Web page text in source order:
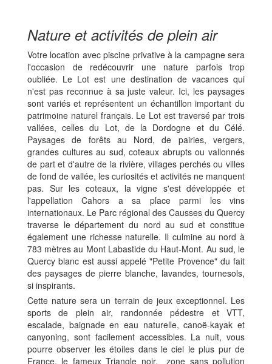
Nature et activités de plein air
Votre location avec piscine privative à la campagne sera
l'occasion de redécouvrir une nature parfois trop
oubliée. Le Lot est une destination de vacances qui
n'est pas reconnue à sa juste valeur. Ici, les paysages
sont variés et représentent un échantillon important du
patrimoine naturel français. Le Lot est traversé par trois
vallées, celles du Lot, de la Dordogne et du Célé.
Paysages de forêts au Nord, de pairies, vergers,
grandes cultures au sud, coteaux abrupts ou vallonnés
de part et d'autre de la rivière, villages perchés ou villes
de fond de vallée, les curiosités et activités ne manquent
pas. Sur les coteaux, la vigne s'est développée et
l'appellation Cahors a sa place parmi les vins
internationaux. Le Parc régional des Causses du Quercy
traverse le département du nord au sud et constitue
également une richesse naturelle. Il culmine au nord à
783 mètres au Mont Labastide du Haut-Mont. Au sud, le
Quercy blanc est aussi appelé "Petite Provence" du fait
des paysages de pierre blanche, lavandes, tournesols,
si inspirants.
Cette nature sera un terrain de jeux exceptionnel. Les
sports de plein air, randonnée pédestre et VTT,
escalade, baignade en eau naturelle, canoë-kayak et
canyoning, sont facilement accessibles. La nuit, vous
pourre observer les étoiles dans le ciel le plus pur de
France, le fameux Triangle noir, zone sans pollution